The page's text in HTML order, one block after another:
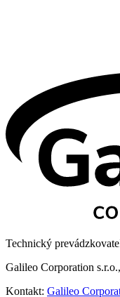
Technický
Galileo Corporation
Kontakt: Galileo